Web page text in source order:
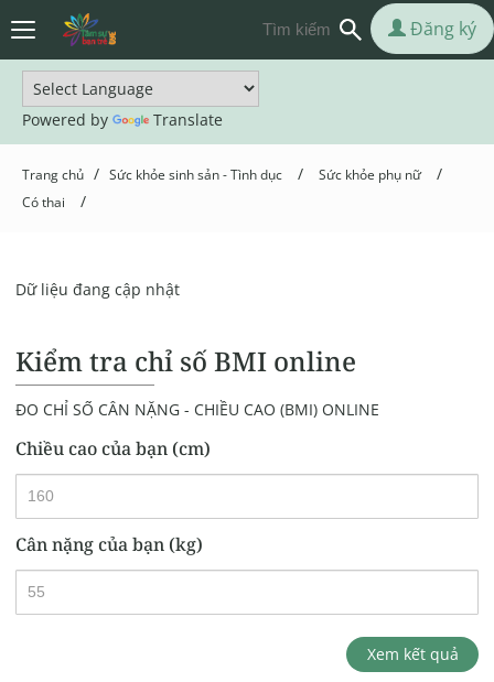
Powered by Translate
Đăng ký
Trang chủ / Sức khỏe sinh sản - Tình dục / Sức khỏe phụ nữ /
Có thai /
Dữ liệu đang cập nhật
Kiểm tra chỉ số BMI online
ĐO CHỈ SỐ CÂN NẶNG - CHIỀU CAO (BMI) ONLINE
Chiều cao của bạn (cm)
Cân nặng của bạn (kg)
Xem kết quả